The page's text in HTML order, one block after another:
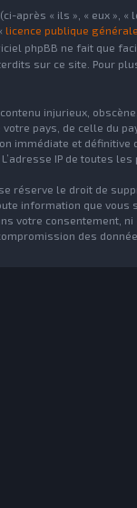
après « ils », « eux », «
licence publique générale
phpBB ne fait que
sur ce site. Pour
injurieux,
pays, de celle du
immédiate et
IP de toutes
réserve le droit de
information que
votre consentement,
des